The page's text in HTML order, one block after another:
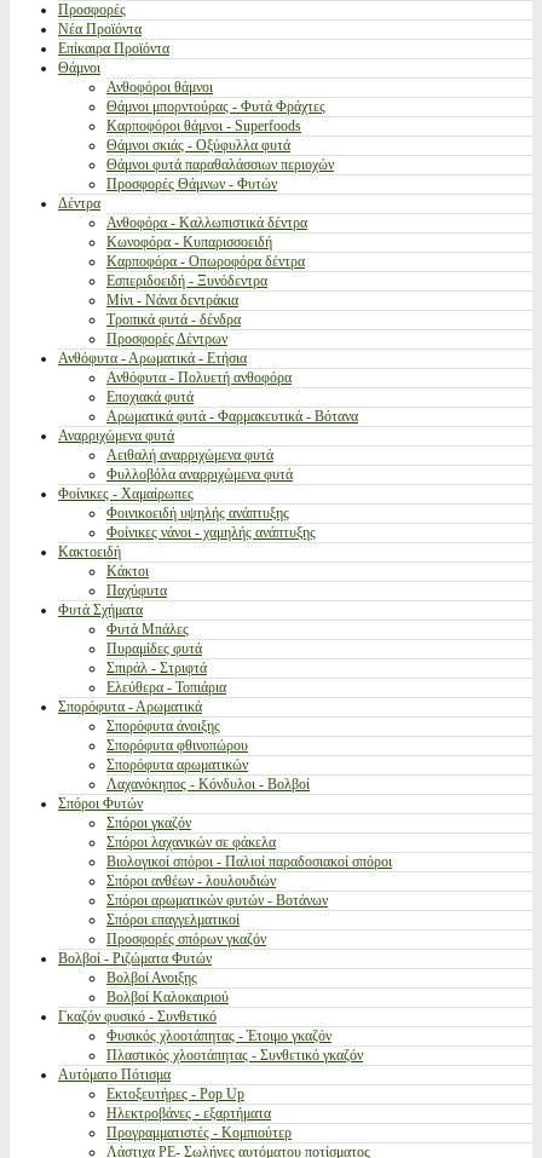
Προσφορές
Νέα Προϊόντα
Επίκαιρα Προϊόντα
Θάμνοι
Ανθοφόροι θάμνοι
Θάμνοι μπορντούρας - Φυτά Φράχτες
Καρποφόροι θάμνοι - Superfoods
Θάμνοι σκιάς - Οξύφυλλα φυτά
Θάμνοι φυτά παραθαλάσσιων περιοχών
Προσφορές Θάμνων - Φυτών
Δέντρα
Ανθοφόρα - Καλλωπιστικά δέντρα
Κωνοφόρα - Κυπαρισσοειδή
Καρποφόρα - Οπωροφόρα δέντρα
Εσπεριδοειδή - Ξυνόδεντρα
Μίνι - Νάνα δεντράκια
Τροπικά φυτά - δένδρα
Προσφορές Δέντρων
Ανθόφυτα - Αρωματικά - Ετήσια
Ανθόφυτα - Πολυετή ανθοφόρα
Εποχιακά φυτά
Αρωματικά φυτά - Φαρμακευτικά - Βότανα
Αναρριχώμενα φυτά
Αειθαλή αναρριχώμενα φυτά
Φυλλοβόλα αναρριχώμενα φυτά
Φοίνικες - Χαμαίρωπες
Φοινικοειδή υψηλής ανάπτυξης
Φοίνικες νάνοι - χαμηλής ανάπτυξης
Κακτοειδή
Κάκτοι
Παχύφυτα
Φυτά Σχήματα
Φυτά Μπάλες
Πυραμίδες φυτά
Σπιράλ - Στριφτά
Ελεύθερα - Τοπιάρια
Σπορόφυτα - Αρωματικά
Σπορόφυτα άνοιξης
Σπορόφυτα φθινοπώρου
Σπορόφυτα αρωματικών
Λαχανόκηπος - Κόνδυλοι - Βολβοί
Σπόροι Φυτών
Σπόροι γκαζόν
Σπόροι λαχανικών σε φάκελα
Βιολογικοί σπόροι - Παλιοί παραδοσιακοί σπόροι
Σπόροι ανθέων - λουλουδιών
Σπόροι αρωματικών φυτών - Βοτάνων
Σπόροι επαγγελματικοί
Προσφορές σπόρων γκαζόν
Βολβοί - Ριζώματα Φυτών
Βολβοί Ανοιξης
Βολβοί Καλοκαιριού
Γκαζόν φυσικό - Συνθετικό
Φυσικός χλοοτάπητας - Έτοιμο γκαζόν
Πλαστικός χλοοτάπητας - Συνθετικό γκαζόν
Αυτόματο Πότισμα
Εκτοξευτήρες - Pop Up
Ηλεκτροβάνες - εξαρτήματα
Προγραμματιστές - Κομπιούτερ
Λάστιχα PE- Σωλήνες αυτόματου ποτίσματος